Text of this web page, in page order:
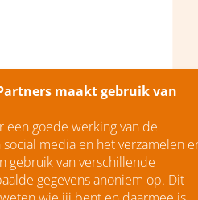
maakt gebruik van
een goede werking van de
media en het verzamelen
gebruik van verschillende
gegevens anoniem op. Dit